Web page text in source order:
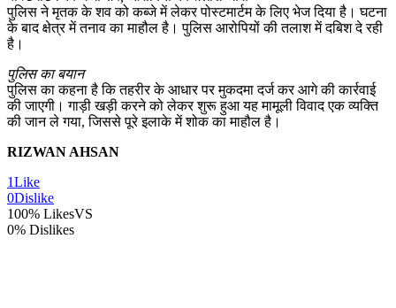
पुलिस ने मृतक के शव को कब्जे में लेकर पोस्टमार्टम के लिए भेज दिया है। घटना
के बाद क्षेत्र में तनाव का माहौल है। पुलिस आरोपियों की तलाश में दबिश दे रही
है।
पुलिस का बयान
पुलिस का कहना है कि तहरीर के आधार पर मुकदमा दर्ज कर आगे की कार्रवाई
की जाएगी। गाड़ी खड़ी करने को लेकर शुरू हुआ यह मामूली विवाद एक व्यक्ति
की जान ले गया, जिससे पूरे इलाके में शोक का माहौल है।
RIZWAN AHSAN
1Like
0Dislike
100% LikesVS
0% Dislikes